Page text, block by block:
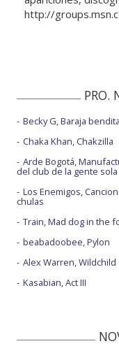
http://
PRO.
Becky G, Baraja bendita
Chaka Khan, Chakzilla
Arde Bogotá,
del club de la gente sola
Los Enemigos,
chulas
Train, Mad dog in the
beabadoobee, Pylon
Alex Warren, Wildchild
Kasabian, Act III